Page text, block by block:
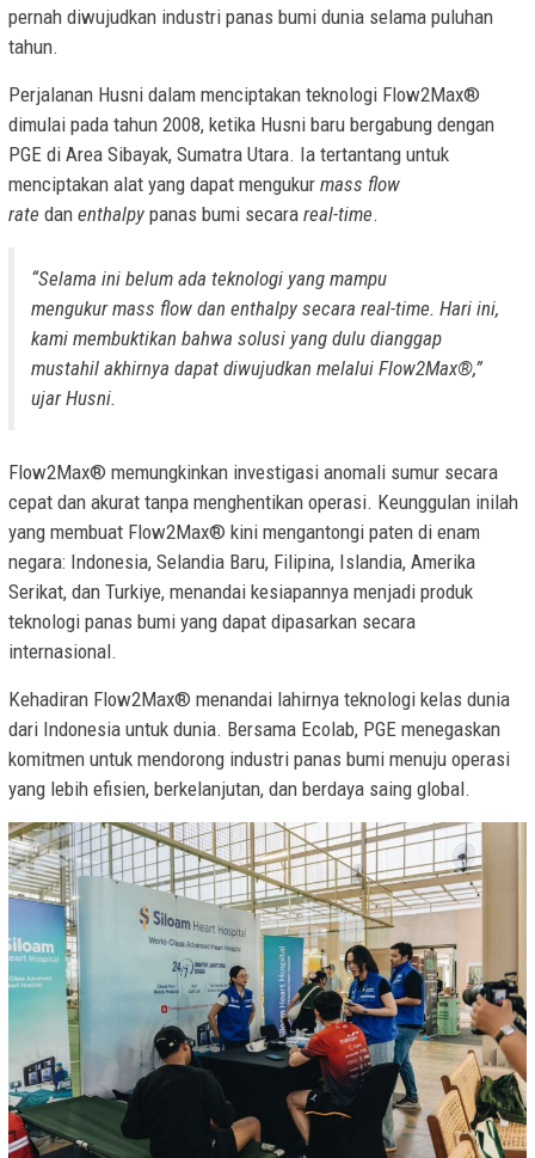
pernah diwujudkan industri panas bumi dunia selama puluhan
tahun.
Perjalanan Husni dalam menciptakan teknologi Flow2Max®
dimulai pada tahun 2008, ketika Husni baru bergabung dengan
PGE di Area Sibayak, Sumatra Utara. Ia tertantang untuk
menciptakan alat yang dapat mengukur mass flow
rate dan enthalpy panas bumi secara real-time.
“Selama ini belum ada teknologi yang mampu
mengukurmass flow dan enthalpy secara real-time. Hari ini,
kami membuktikan bahwa solusi yang dulu dianggap
mustahil akhirnya dapat diwujudkan melalui Flow2Max®,”
ujar Husni.
Flow2Max® memungkinkan investigasi anomali sumur secara
cepat dan akurat tanpa menghentikan operasi. Keunggulan inilah
yang membuat Flow2Max® kini mengantongi paten di enam
negara: Indonesia, Selandia Baru, Filipina, Islandia, Amerika
Serikat, dan Turkiye, menandai kesiapannya menjadi produk
teknologi panas bumi yang dapat dipasarkan secara
internasional.
Kehadiran Flow2Max® menandai lahirnya teknologi kelas dunia
dari Indonesia untuk dunia. Bersama Ecolab, PGE menegaskan
komitmen untuk mendorong industri panas bumi menuju operasi
yang lebih efisien, berkelanjutan, dan berdaya saing global.